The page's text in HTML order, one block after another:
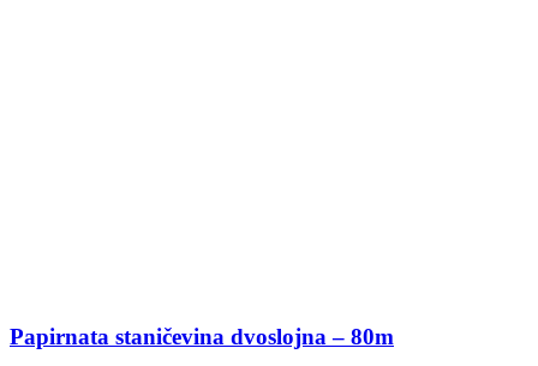
Papirnata staničevina dvoslojna – 80m